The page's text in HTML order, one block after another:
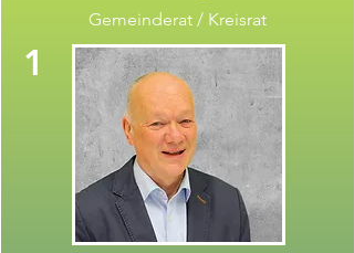
Gemeinderat / Kreisrat
1